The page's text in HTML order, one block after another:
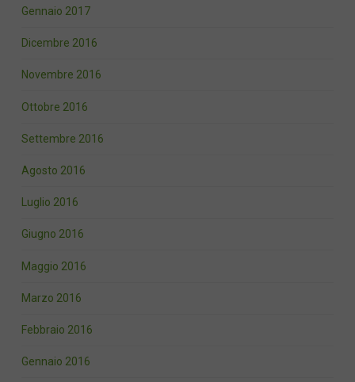
Gennaio 2017
Dicembre 2016
Novembre 2016
Ottobre 2016
Settembre 2016
Agosto 2016
Luglio 2016
Giugno 2016
Maggio 2016
Marzo 2016
Febbraio 2016
Gennaio 2016